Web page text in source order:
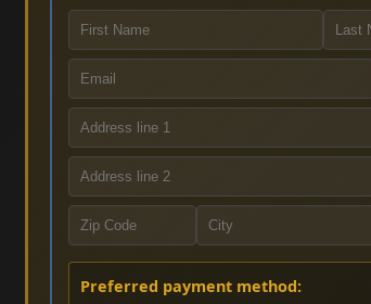
Preferred payment method: